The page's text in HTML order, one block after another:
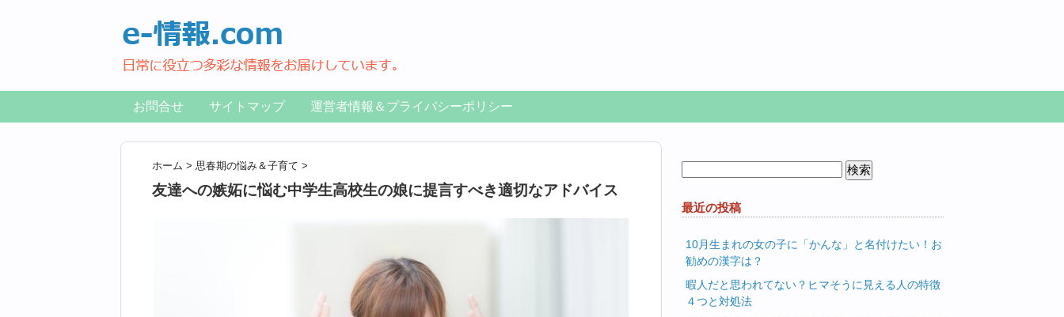
お問合せ サイトマップ 運営者情報＆プライバシーポリシー
ホーム > 思春期の悩み＆子育て >
友達への嫉妬に悩む中学生高校生の娘に提言すべき適切なアドバイス
最近の投稿
10月生まれの女の子に「かんな」と名付けたい！お
勧めの漢字は？
暇人だと思われてない？ヒマそうに見える人の特徴
４つと対処法